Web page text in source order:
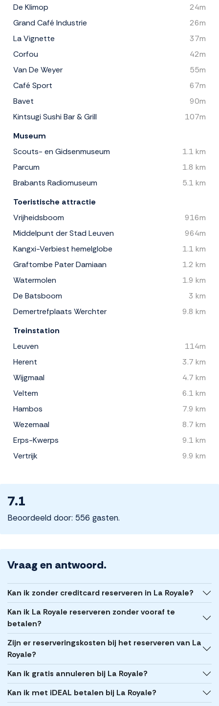
De Klimop
24m
Grand Café Industrie
26m
La Vignette
37m
Corfou
42m
Van De Weyer
55m
Café Sport
67m
Bavet
90m
Kintsugi Sushi Bar & Grill
107m
Museum
Scouts- en Gidsenmuseum
1.1 km
Parcum
1.8 km
Brabants Radiomuseum
5.1 km
Toeristische attractie
Vrijheidsboom
916m
Middelpunt der Stad Leuven
964m
Kangxi-Verbiest hemelglobe
1.1 km
Graftombe Pater Damiaan
1.2 km
Watermolen
1.9 km
De Batsboom
3 km
Demertrefplaats Werchter
9.8 km
Treinstation
Leuven
114m
Herent
3.7 km
Wijgmaal
4.7 km
Veltem
6.1 km
Hambos
7.9 km
Wezemaal
8.7 km
Erps-Kwerps
9.1 km
Vertrijk
9.9 km
7.1
Beoordeeld door: 556 gasten.
Vraag en antwoord.
Kan ik zonder creditcard reserveren in La Royale?
Kan ik La Royale reserveren zonder vooraf te
betalen?
Zijn er reserveringskosten bij het reserveren van La
Royale?
Kan ik gratis annuleren bij La Royale?
Kan ik met iDEAL betalen bij La Royale?